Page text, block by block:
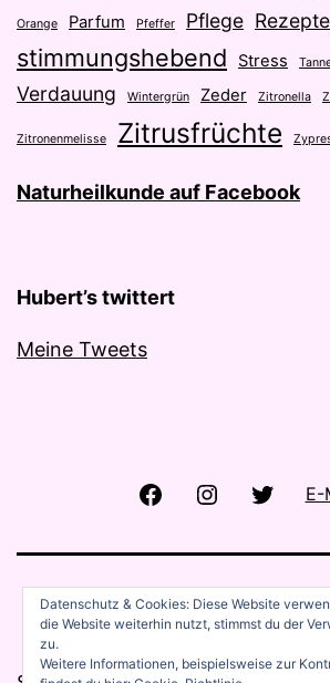
Orange Parfum Pfeffer Pflege Rezepte
stimmungshebend Stress
Verdauung Wintergrün Zeder Zitronella
Zitronenmelisse Zitrusfrüchte
Naturheilkunde auf Facebook
Hubert’s twittert
Meine Tweets
FacebookInstagram E-
Datenschutz & Cookies: Diese Website
die Website weiterhin nutzt, stimmst du der
zu.
Weitere Informationen, beispielsweise zur